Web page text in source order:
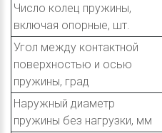
Число колец пружины,
включая опорные, шт.
Угол между контактной
поверхностью и осью
пружины, град
Наружный диаметр
пружины без нагрузки, мм